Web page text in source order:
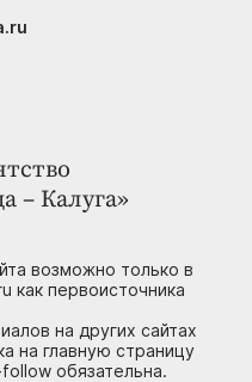
– Калуга»
возможно только в
как первоисточника
на других сайтах
на главную страницу
обязательна.